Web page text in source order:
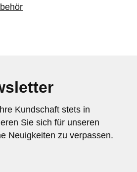
Kundschaft stets in
Sie sich für unseren
Neuigkeiten zu verpassen.